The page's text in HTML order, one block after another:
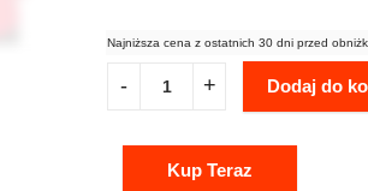
Najniższa cena z ostatnich 30 dni przed
Dodaj do
Kup Teraz